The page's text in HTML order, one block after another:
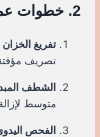
2. خطوات عملية الغسيل
تفريغ
تصريف
الشطف
متوسط
الفحص